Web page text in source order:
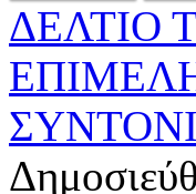
ΔΕΛΤΙΟ